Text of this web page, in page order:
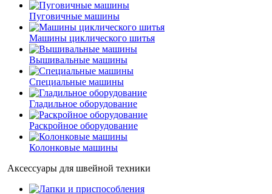
Пуговичные машины
Машины циклического шитья
Вышивальные машины
Специальные машины
Гладильное оборудование
Раскройное оборудование
Колонковые машины
Аксессуары для швейной техники